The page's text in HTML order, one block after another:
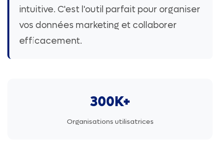
intuitive. C'est l'outil parfait pour organiser
vos données marketing et collaborer
efficacement.
300K+
Organisations utilisatrices